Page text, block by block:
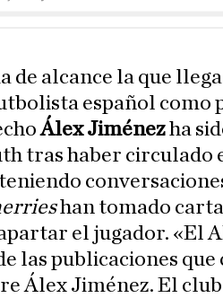
de alcance la que
español como
Álex Jiménezha
tras haber circulado
han tomado
el jugador. «El
las publicaciones
Álex Jiménez. El